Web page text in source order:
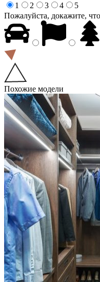
1
2 3 4
5
Пожалуйста, докажите,
Похожие модели